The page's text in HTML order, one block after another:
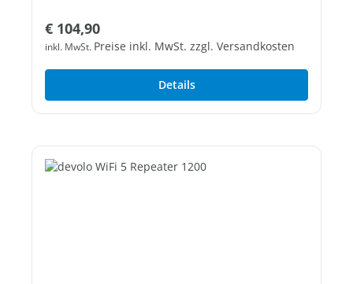
Regulärer Preis:
€ 104,90
inkl. MwSt. Preise inkl. MwSt. zzgl. Versandkosten
Details